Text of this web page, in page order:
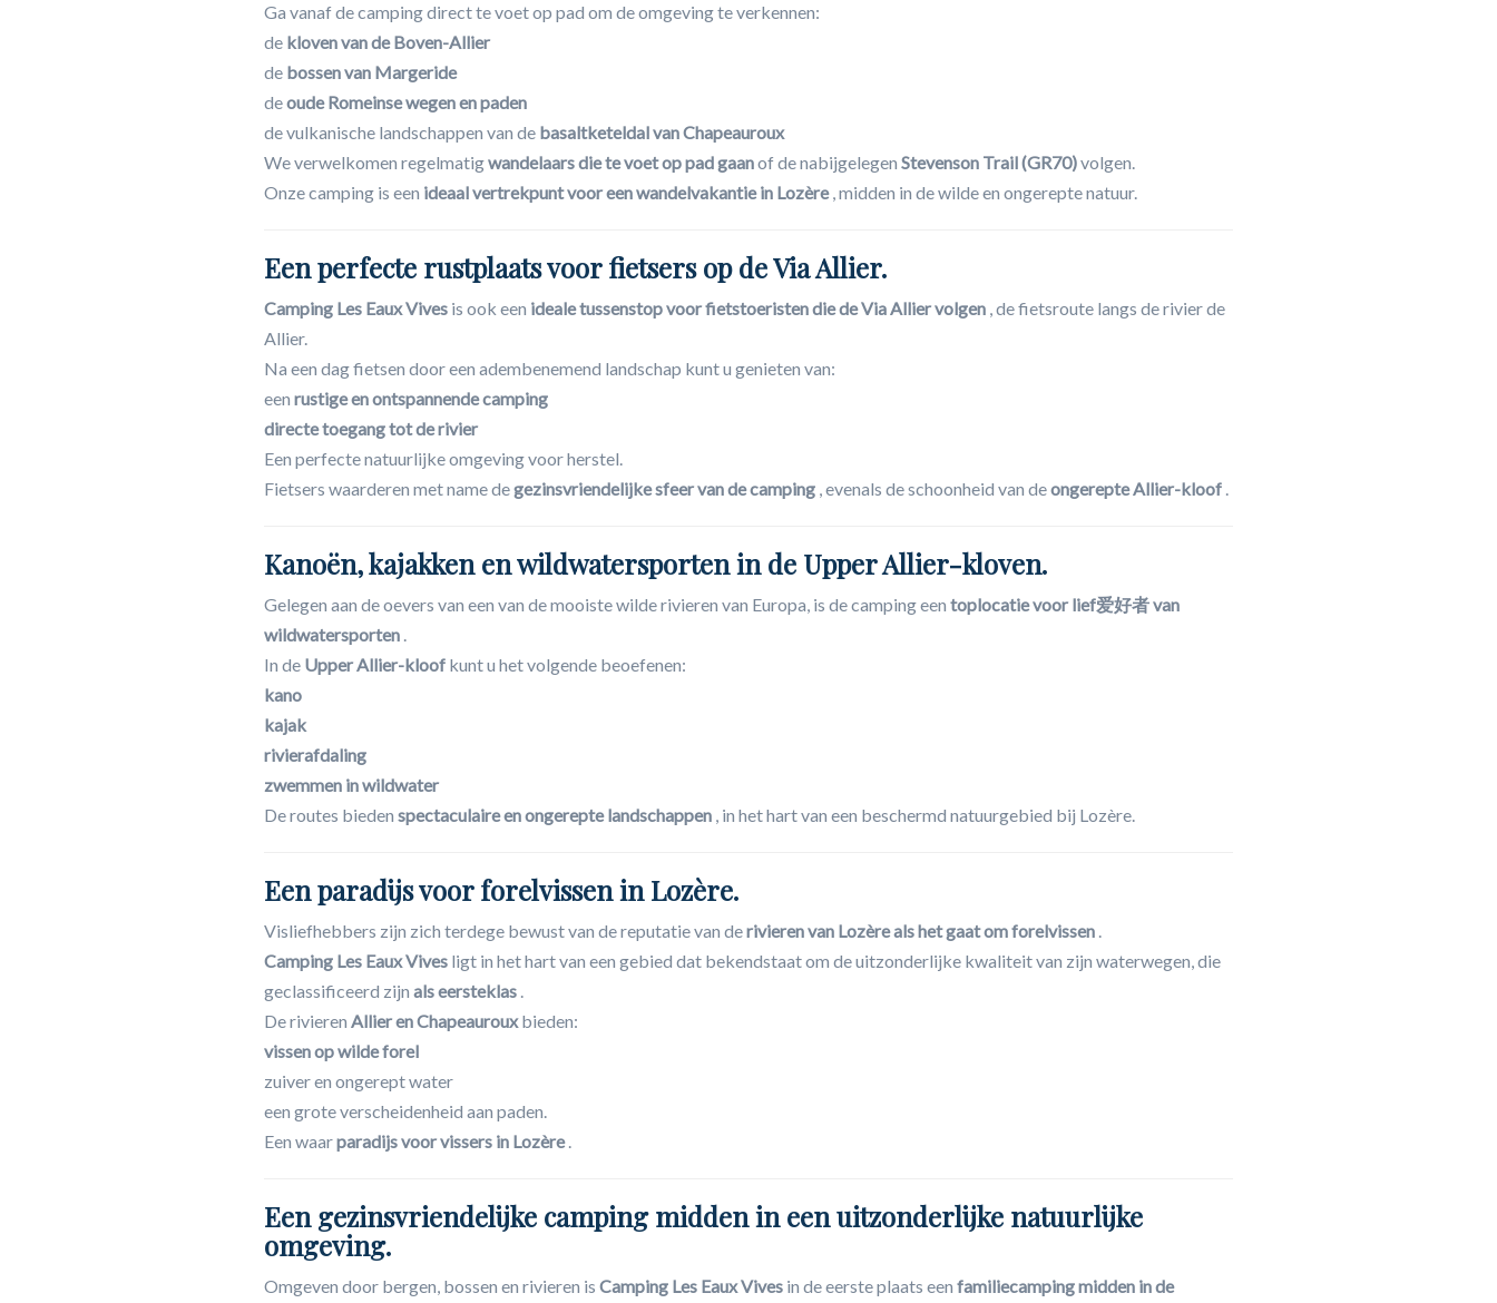
Ga vanaf de camping direct te voet op pad om de omgeving te verkennen:
de kloven van de Boven-Allier
de bossen van Margeride
deoude Romeinse wegen en paden
de vulkanische landschappen van de basaltketeldal van Chapeauroux
We verwelkomen regelmatigwandelaars die te voet op pad gaanof de nabijgelegen Stevenson Trail (GR70)volgen.
Onze camping is een ideaal vertrekpunt voor een wandelvakantie in Lozère, midden in de wilde en ongerepte natuur.
Een perfecte rustplaats voor fietsers op de Via Allier.
Camping Les Eaux Vives is ook een ideale tussenstop voor fietstoeristen die de Via Allier volgen , de fietsroute langs de rivier de
Allier.
Na een dag fietsen door een adembenemend landschap kunt u genieten van:
een rustige en ontspannende camping
directe toegang tot de rivier
Een perfecte natuurlijke omgeving voor herstel.
Fietsers waarderen met name degezinsvriendelijke sfeer van de camping , evenals de schoonheid van deongerepte Allier-kloof .
Kanoën, kajakken en wildwatersporten in de Upper Allier-kloven.
Gelegen aan de oevers van een van de mooiste wilde rivieren van Europa, is de camping een toplocatie voor lief爱好者 van
wildwatersporten .
In de Upper Allier-kloof kunt u het volgende beoefenen:
kano
kajak
rivierafdaling
zwemmen in wildwater
De routes bieden spectaculaire en ongerepte landschappen , in het hart van een beschermd natuurgebied bij Lozère.
Een paradijs voor forelvissen in Lozère.
Visliefhebbers zijn zich terdege bewust van de reputatie van derivieren van Lozère als het gaat om forelvissen .
Camping Les Eaux Vives ligt in het hart van een gebied dat bekendstaat om de uitzonderlijke kwaliteit van zijn waterwegen, die
geclassificeerd zijn als eersteklas .
De rivieren Allier en Chapeaurouxbieden:
vissen op wilde forel
zuiver en ongerept water
een grote verscheidenheid aan paden.
Een waarparadijs voor vissers in Lozère.
Een gezinsvriendelijke camping midden in een uitzonderlijke natuurlijke
omgeving.
Omgeven door bergen, bossen en rivieren is Camping Les Eaux Vives in de eerste plaats een familiecamping midden in de